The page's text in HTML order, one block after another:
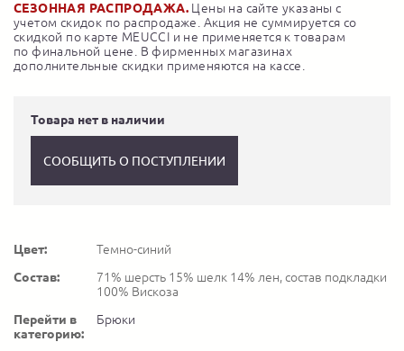
СЕЗОННАЯ РАСПРОДАЖА. Цены на сайте указаны с
учетом скидок по распродаже. Акция не суммируется со
скидкой по карте MEUCCI и не применяется к товарам
по финальной цене. В фирменных магазинах
дополнительные скидки применяются на кассе.
Товара нет в наличии
СООБЩИТЬ О ПОСТУПЛЕНИИ
Цвет:
Темно-синий
Состав:
71% шерсть 15% шелк 14% лен, состав подкладки
100% Вискоза
Перейти в
категорию:
Брюки